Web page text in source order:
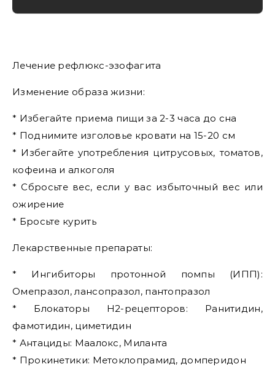
Лечение рефлюкс-эзофагита
Изменение образа жизни:
* Избегайте приема пищи за 2-3 часа до сна
* Поднимите изголовье кровати на 15-20 см
* Избегайте употребления цитрусовых, томатов,
кофеина и алкоголя
* Сбросьте вес, если у вас избыточный вес или
ожирение
* Бросьте курить
Лекарственные препараты:
* Ингибиторы протонной помпы (ИПП):
Омепразол, лансопразол, пантопразол
* Блокаторы H2-рецепторов: Ранитидин,
фамотидин, циметидин
* Антациды: Маалокс, Миланта
* Прокинетики: Метоклопрамид, домперидон